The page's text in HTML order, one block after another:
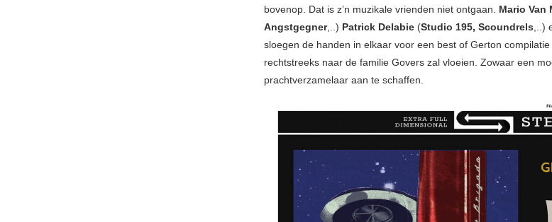
bovenop. Dat is z’n muzikale vrienden niet ontgaan. Mario Van
Angstgegner,..) Patrick Delabie (Studio 195, Scoundrels,..)
sloegen de handen in elkaar voor een best of Gerton
rechtstreeks naar de familie Govers zal vloeien. Zowaar een
prachtverzamelaar aan te schaffen.